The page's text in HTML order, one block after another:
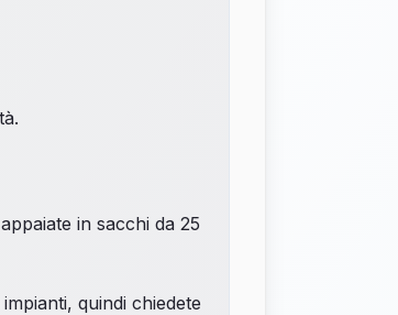
in sacchi da 25
quindi chiedete